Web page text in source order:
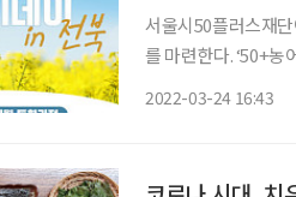
서울시50플러스재
를 마련한다. ‘50+
2022-03-24 16:43